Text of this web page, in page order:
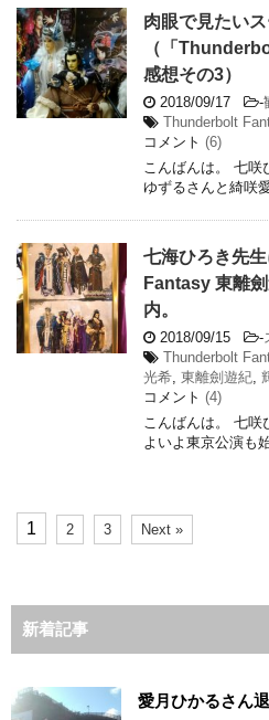
肉眼で見たい
（「
感想その3）
2018/09/17 -
Thunderbolt
コメント (6)
こんばんは。 七咲
ゆずるさんと綺咲
七海ひろき先
Fantasy 東離
内。
2018/09/15 -
Thunderbolt
光希, 東離劍遊紀,
コメント (4)
こんばんは。 七咲
よいよ東京公演も
1 2 3 Next »
新着記事
愛月ひかるさん退